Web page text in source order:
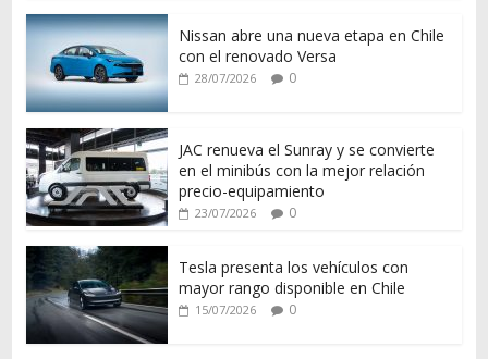
Nissan abre una nueva etapa en Chile
con el renovado Versa
28/07/2026 0
JAC renueva el Sunray y se convierte
en el minibús con la mejor relación
precio-equipamiento
23/07/2026 0
Tesla presenta los vehículos con
mayor rango disponible en Chile
15/07/2026 0